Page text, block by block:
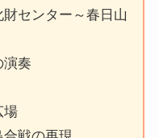
財センター～春日山
演奏
場